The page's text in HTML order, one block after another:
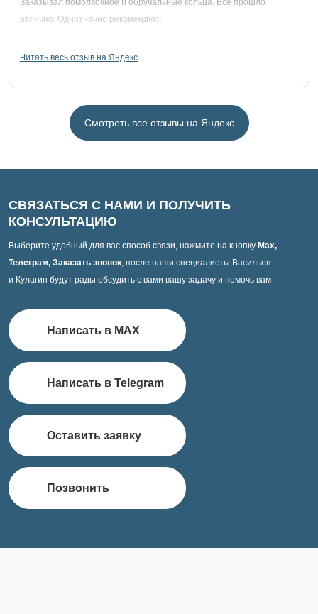
Заказывал помолвочное и обручальные кольца. Все прошло
отлично. Однозначно рекомендую!
Читать весь отзыв на Яндекс
Смотреть все отзывы на Яндекс
СВЯЗАТЬСЯ С НАМИ И ПОЛУЧИТЬ
КОНСУЛЬТАЦИЮ
Выберите удобный для вас способ связи, нажмите на кнопку Max,
Телеграм, Заказать звонок, после наши специалисты Васильев
и Кулагин будут рады обсудить с вами вашу задачу и помочь вам
Написать в MAX
Написать в Telegram
Оставить заявку
Позвонить